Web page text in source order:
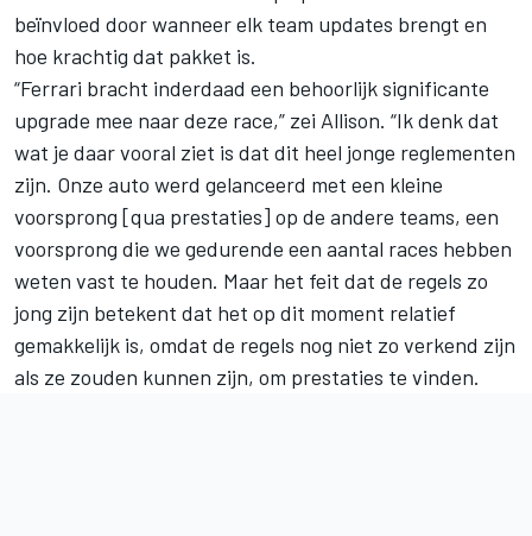
beïnvloed door wanneer elk team updates brengt en
hoe krachtig dat pakket is.
“Ferrari bracht inderdaad een behoorlijk significante
upgrade mee naar deze race,” zei Allison. “Ik denk dat
wat je daar vooral ziet is dat dit heel jonge reglementen
zijn. Onze auto werd gelanceerd met een kleine
voorsprong [qua prestaties] op de andere teams, een
voorsprong die we gedurende een aantal races hebben
weten vast te houden. Maar het feit dat de regels zo
jong zijn betekent dat het op dit moment relatief
gemakkelijk is, omdat de regels nog niet zo verkend zijn
als ze zouden kunnen zijn, om prestaties te vinden.